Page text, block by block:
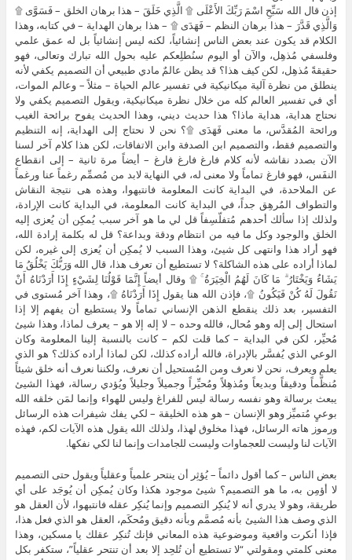
إذن قال الله سَبِّحِ اسْمَ رَبِّكَ الأَعْلَى ۩ الَّذِي خَلَقَ – هذا برهان الخلق – فَسَوَّى ۩
وَالَّذِي قَدَّرَ – هذا برهان النظم – فَهَدَى ۩ – هذا برهان الهداية – في كتابه، وهذا
الكلام قد يكون عند بعض الناس إنشائياً، لكنه ليس إنشائياً بل له عمق علمي
وفلسفي مُذهِل، والآن أو اليوم سنُطلِعكم عليه بحول الله تبارك وتعالى، فهو
حقيقةً مُذهِل، لكن كيف هذا؟ قد يظن عالمٌ مادي طبيعي أن التصميم يكفي لأنه
ينطلق من نظرة آلية ميكانيكية في تفسير عالم الحياة – مثلاً – وعالم الموات،
أي في تفسير العالم كله من خلال نظرة ميكانيكية، ويقول التصميم يكفي ولا
نحتاج هداية، هداية ماذا؟ هذا حديث ديني، وهذا الحديث يفوح برائحة الغيب
ورائحة المُقدَّس، ما معنى فَهَدَى ۩؟ نحن لا نحتاج إلى الهداية، إنه التنظيم
والتصميم فقط، والتصميم ابن الصدفة وابن الاتفاقات، لكن هذا كلام آخر لسنا
الآن بصدد نقاشه لأنه كلام فارغ فارغ فارغ – أيضاً مرة ثانية – إلى انقطاع
النفَس، فهو فارغ تماماً ولا معنى له، في النهاية لابد من مُصمِّم رغماً عنا ورغماً
عن الملاحدة، في البداية كانت المعلومة فانتبهوا، وهذه هى نتيجة النقاش
والتطواف المُرهِق جداً، في البداية كانت المعلومة، في البداية كانت الإرادة،
ولذلك إذا سألك أحدهم مُتفلّسِفاً قل لي ما هو آخر سبب يُمكِن أن يُعزى إليه
الخلق والوجود وكل ما فيه من انتظام ودقة وبداعة؟ قل له بكلمة إرادة الله،
فهو أراد هذا وانتهى كل شيئ، وهذا السبب لا يُمكِن أن يُعزى إلى غيره، لكن
لماذا أراده على هذه الشاكلة؟ لا تستطيع أن تعرف هذا، قال الله وَرَبُّكَ يَخْلُقُ مَا
يَشَاءُ وَيَخْتَارُ ۗ مَا كَانَ لَهُمُ الْخِيَرَةُ ۚ ۩ وقال أيضاً إِنَّمَا قَوْلُنَا لِشَيْءٍ إِذَا أَرَدْنَاهُ أَنْ
نَقُولَ لَهُ كُنْ فَيَكُونُ ۩، فإذن الله هنا يقول إِذَا أَرَدْنَاهُ ۩، وهذا آخر مُستوى في
التفسير، بعد ذلك ينقطع الذهن الإنساني تماماً ولا يستطيع أن يفهم إلا إذا
استحال إلى إله وهو مُحال، فالله وحده – لا إله إلا هو – يعرف لماذا، وهذا شيئ
مُحيِّر، لكن في البداية – كما قلت لكم – كانت بالنسبة إلينا المعلومة وكان
الوعي الذي يُفسَّر بالإدراة، فالله أراده كذلك، لكن لماذا أراده كذلك؟ هو الذي
يعلم ويعرف، نحن لا نعرف ومن المُستحيل أن نعرف، ولكننا نعرف أنه خلق شيئاً
مُنظَّماً ودقيقاً وبديعاً ومُذهِلاً ومُحيِّراً وجميلاً وجليلاً ويُؤدي رسالة، فهذا الشيئ
يبعث برسالة وهو نفسه رسالة ليس للفراغ وليس للهواء وإنما لمَن خلقه الله
بوعيٍ مُتميِّز وهو الإنسان – هو هذه الخليقة – لكي يفك شيفرات هذه الرسائل
ورموز هاته الرسائل، فهذا مخلوق لهذا، ولذلك الله يقول هذه الآيات لكم، فهذه
الآيات لنا وليست للعجماوات وليست للجامدات وإنما لنا لكي نفكها.
بعض الناس – كما أقول دائماً – يُؤثِر أن ينتحر علمياً وعقلياً ويقول حتى التصميم
لا أؤمِن به، ما هو التصميم؟ شيئ موجود هكذا وكان يُمكِن أن يُوجَد على أي
طريقة، وهو لا يدري أنه لا يُنكِر التصميم وإنما يُنكِر عقله فانتبهوا، لأن العقل هو
الذي وصف هذا الشيئ بأنه مُصمَّم وبأنه دقيق ومُحكَم، العقل هو الذي فعل هذا،
فإذا أنكرت واقعية وموضوعية هذه المعاني فإنك تُنكِر عقلك يا مسكين، وهذا
معنى كلمتي ومقولتي “لا تستطيع أن تُلحِد إلا بعد أن تنتحر عقلياً”، ستكفر بكل